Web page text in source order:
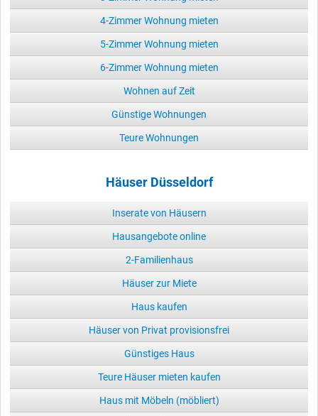
4-Zimmer Wohnung mieten
5-Zimmer Wohnung mieten
6-Zimmer Wohnung mieten
Wohnen auf Zeit
Günstige Wohnungen
Teure Wohnungen
Häuser Düsseldorf
Inserate von Häusern
Hausangebote online
2-Familienhaus
Häuser zur Miete
Haus kaufen
Häuser von Privat provisionsfrei
Günstiges Haus
Teure Häuser mieten kaufen
Haus mit Möbeln (möbliert)